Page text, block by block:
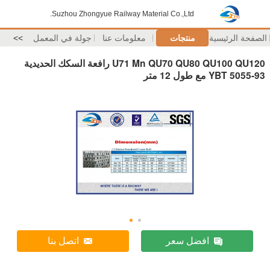
Suzhou Zhongyue Railway Material Co.,Ltd.
الصفحة الرئيسية منتجات معلومات عنا جولة في المعمل >>
U71 Mn QU70 QU80 QU100 QU120 رافعة السكك الحديدية
YBT 5055-93 مع طول 12 متر
افضل سعر اتصل بنا